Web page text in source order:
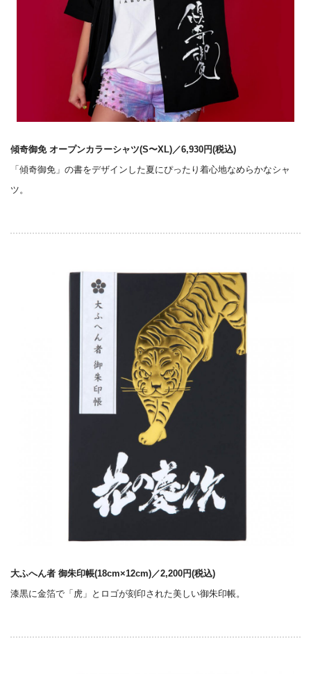
傾奇御免 オープンカラーシャツ(S〜XL)／6,930円(税込)
「傾奇御免」の書をデザインした夏にぴったり着心地なめらかなシャ
ツ。
大ふへん者 御朱印帳(18cm×12cm)／2,200円(税込)
漆黒に金箔で「虎」とロゴが刻印された美しい御朱印帳。